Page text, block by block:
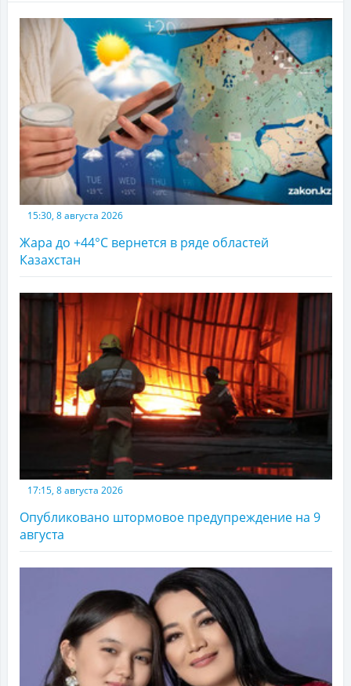
15:30, 8 августа 2026
Жара до +44°С вернется в ряде областей
Казахстан
17:15, 8 августа 2026
Опубликовано штормовое предупреждение на 9
августа